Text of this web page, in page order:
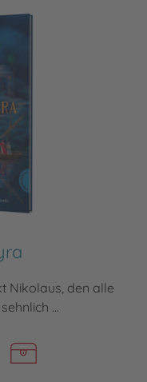
Nikolaus, den alle
...